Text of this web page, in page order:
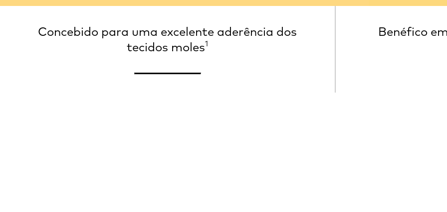
Concebido para uma excelente aderência dos
tecidos moles1
Benéfico